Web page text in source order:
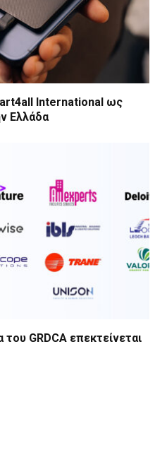
International ως
Ελλάδα
GRDCA επεκτείνεται